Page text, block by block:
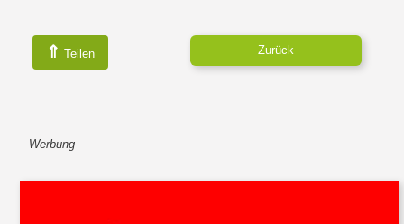
⇑ Teilen Zurück
Werbung